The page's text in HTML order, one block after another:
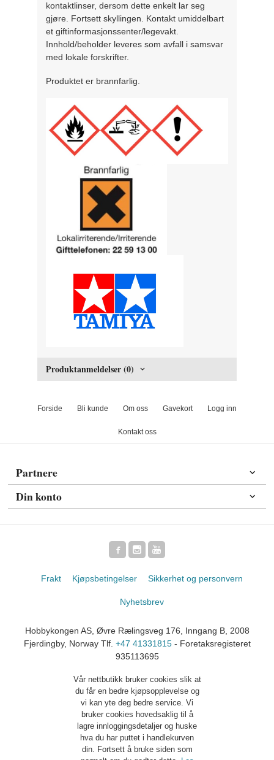
kontaktlinser, dersom dette enkelt lar seg
gjøre. Fortsett skyllingen. Kontakt umiddelbart
et giftinformasjonssenter/legevakt.
Innhold/beholder leveres som avfall i samsvar
med lokale forskrifter.
Produktet er brannfarlig.
Produktanmeldelser (0)
Forside Bli kunde Om oss Gavekort Logg inn
Kontakt oss
Partnere
Din konto
Frakt Kjøpsbetingelser Sikkerhet og personvern
Nyhetsbrev
Hobbykongen AS, Øvre Rælingsveg 176, Inngang B, 2008
Fjerdingby, Norway Tlf. +47 41331815- Foretaksregisteret
935113695
Vår nettbutikk bruker cookies slik at
du får en bedre kjøpsopplevelse og
vi kan yte deg bedre service. Vi
bruker cookies hovedsaklig til å
lagre innloggingsdetaljer og huske
hva du har puttet i handlekurven
din. Fortsett å bruke siden som